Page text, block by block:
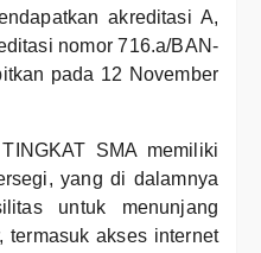
akreditasi A,
nomor 716.a/BAN-
pada 12 November
SMA memiliki
yang di dalamnya
untuk menunjang
termasuk akses internet